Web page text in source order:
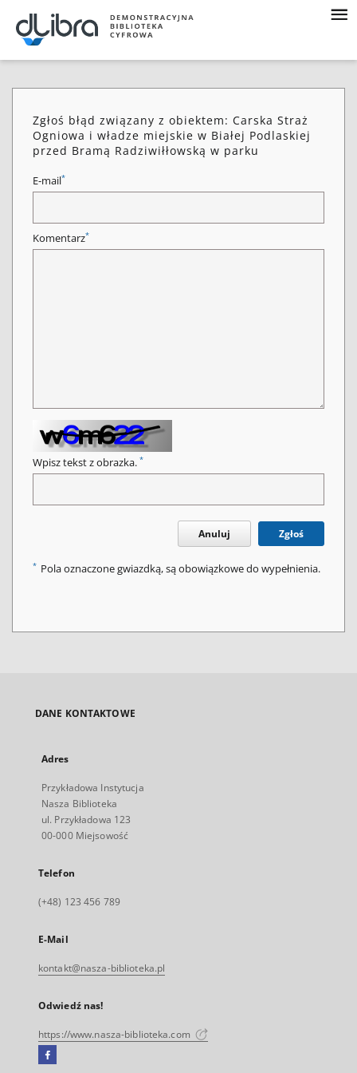
Zgłoś błąd związany z obiektem: Carska Straż
Ogniowa i władze miejskie w Białej Podlaskiej
przed Bramą Radziwiłłowską w parku
E-mail*
Komentarz*
Wpisz tekst z obrazka. *
Anuluj Zgłoś
* Pola oznaczone gwiazdką, są obowiązkowe do wypełnienia.
DANE KONTAKTOWE
Adres
Przykładowa Instytucja
Nasza Biblioteka
ul. Przykładowa 123
00-000 Miejsowość
Telefon
(+48) 123 456 789
E-Mail
kontakt@nasza-biblioteka.pl
Odwiedź nas!
https://www.nasza-biblioteka.com
Facebook